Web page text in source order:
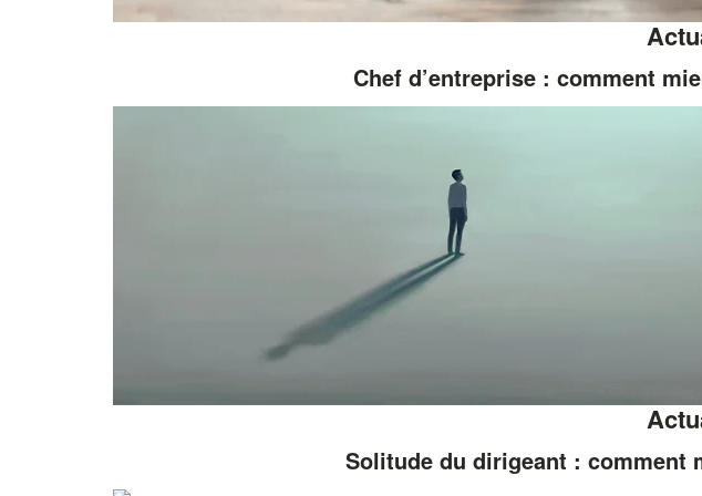
Chef d’entreprise : comment
Solitude du dirigeant : comment